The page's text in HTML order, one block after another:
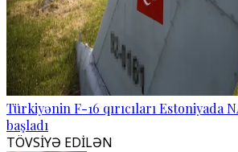
Türkiyənin F-16 qırıcıları Estoniyada
başladı
TÖVSİYƏ EDİLƏN